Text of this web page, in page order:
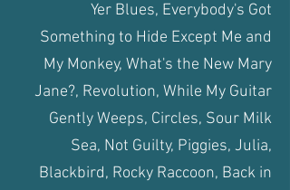
Yer Blues, Everybody's Got
Something to Hide Except Me and
My Monkey, What's the New Mary
Jane?, Revolution, While My Guitar
Gently Weeps, Circles, Sour Milk
Sea, Not Guilty, Piggies, Julia,
Blackbird, Rocky Raccoon, Back in